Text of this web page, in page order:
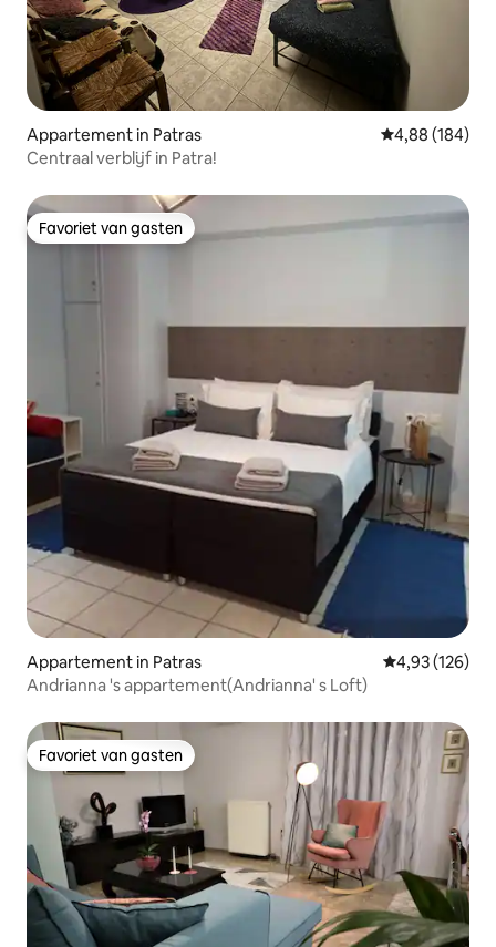
Appartement in Patras Gemiddelde
4,88 (184)
Centraal verblijf in Patra!
Favoriet van gasten
Favoriet van gasten
Appartement in Patras Gemiddelde
4,93 (126)
Andrianna 's appartement(Andrianna' s Loft)
Favoriet van gasten
Favoriet van gasten